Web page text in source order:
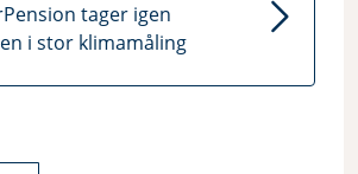
tager igen
i stor klimamåling